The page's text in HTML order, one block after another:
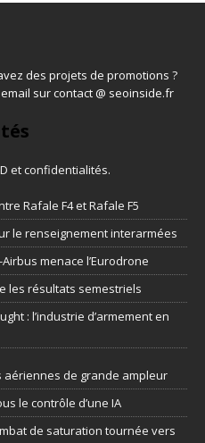
des projets de promotions ?
sur contact @ seoinside.fr
et confidentialités.
Rafale F4 et Rafale F5
le renseignement interarmées
menace l’Eurodrone
les résultats semestriels
: l’industrie d’armement en
aériennes de grande ampleur
le contrôle d’une IA
de saturation tournée vers